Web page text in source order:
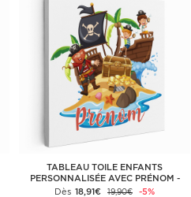
TABLEAU TOILE ENFANTS
PERSONNALISÉE AVEC PRÉNOM -
PIRATES
Dès 18,91€ 19,90€ -5%